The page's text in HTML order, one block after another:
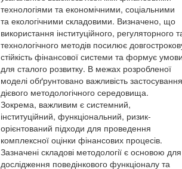
технологіями та економічними, соціальними
та екологічними складовими. Визначено, що
використання інституційного, регуляторного
технологічного методів посилює
стійкість фінансової системи та формує
для сталого розвитку. В межах розробленої
моделі обґрунтовано важливість застосування
дієвого методологічного середовища.
Зокрема, важливим є системний,
інституційний, функціональний, ризик-
орієнтований підходи для проведення
комплексної оцінки фінансових процесів.
Зазначені складові методології є основою для
дослідження поведінкового функціоналу та